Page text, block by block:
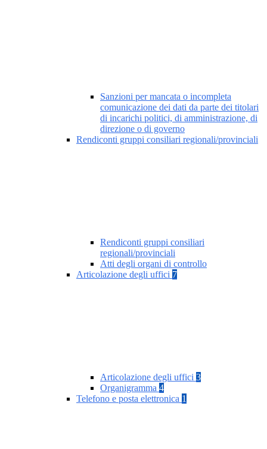
Sanzioni per mancata o incompleta
comunicazione dei dati da parte dei titolari
di incarichi politici, di amministrazione, di
direzione o di governo
Rendiconti gruppi consiliari regionali/provinciali
Rendiconti gruppi consiliari
regionali/provinciali
Atti degli organi di controllo
Articolazione degli uffici 7
Articolazione degli uffici 3
Organigramma 4
Telefono e posta elettronica 1